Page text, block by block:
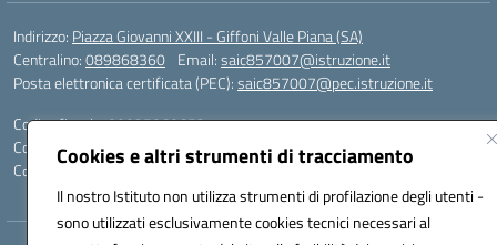
Cookies e altri strumenti di tracciamento
Il nostro Istituto non utilizza strumenti di profilazione degli utenti -
sono utilizzati esclusivamente cookies tecnici necessari al
Indirizzo: Piazza Giovanni XXIII - Giffoni Valle Piana (SA)
Centralino:089868360 Email:saic857007@istruzione.it
Posta elettronica certificata (PEC):saic857007@pec.istruzione.it
Codice fiscale: 80025860653
Codice meccanografico: SAIC857007
Codice Indice delle Pubbliche Amministrazioni (IPA): istsc_saic857007